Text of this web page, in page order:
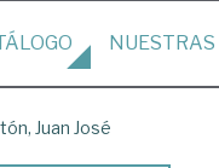
NUESTRAS
Juan José